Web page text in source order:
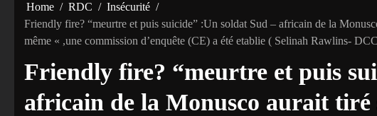
Home RDC
Insécurité
Friendly fire? “meurtre et puis suicide” :Un soldat Sud – africain de la
même « ,une commission d’enquête (CE) a été etablie ( Selinah Rawlins-
Friendly fire? “meurtre et puis
africain de la Monusco aurait tiré